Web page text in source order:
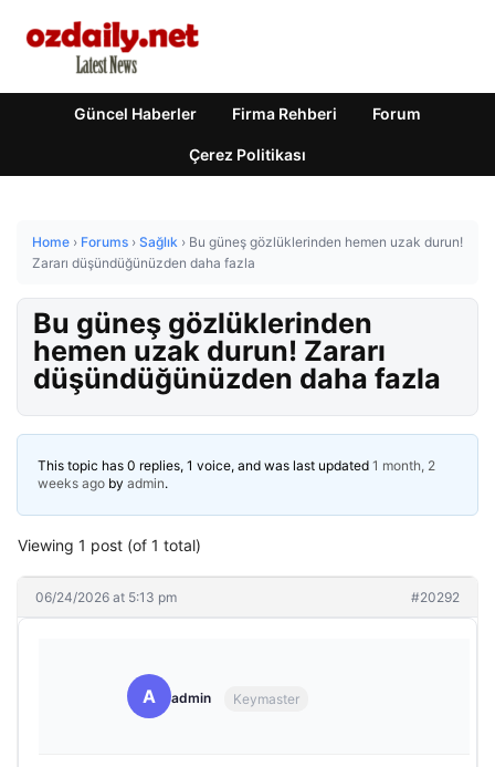
Güncel Haberler Firma Rehberi Forum
Çerez Politikası
Home › Forums › Sağlık › Bu güneş gözlüklerinden hemen uzak durun!
Zararı düşündüğünüzden daha fazla
Bu güneş gözlüklerinden
hemen uzak durun! Zararı
düşündüğünüzden daha fazla
This topic has 0 replies, 1 voice, and was last updated 1 month, 2
weeks ago by admin.
Viewing 1 post (of 1 total)
06/24/2026 at 5:13 pm #20292
A admin Keymaster